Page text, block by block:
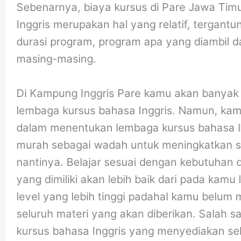
Sebenarnya, biaya kursus di Pare Jawa
Inggris merupakan hal yang relatif,
durasi program, program apa yang diambil
masing-masing.
Di Kampung Inggris Pare kamu akan
lembaga kursus bahasa Inggris. Namun,
dalam menentukan lembaga kursus bahasa
murah sebagai wadah untuk meningkatkan
nantinya. Belajar sesuai dengan kebutuhan
yang dimiliki akan lebih baik dari pada kamu
level yang lebih tinggi padahal kamu belum
seluruh materi yang akan diberikan. Salah
kursus bahasa Inggris yang menyediakan